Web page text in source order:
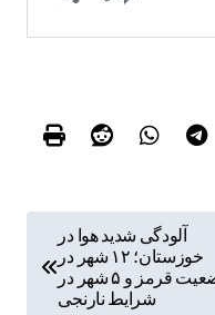
آلودگی شدید هوا در
خوزستان؛ ۱۲ شهر در
وضعیت قرمز و ۵ شهر در
شرایط نارنجی